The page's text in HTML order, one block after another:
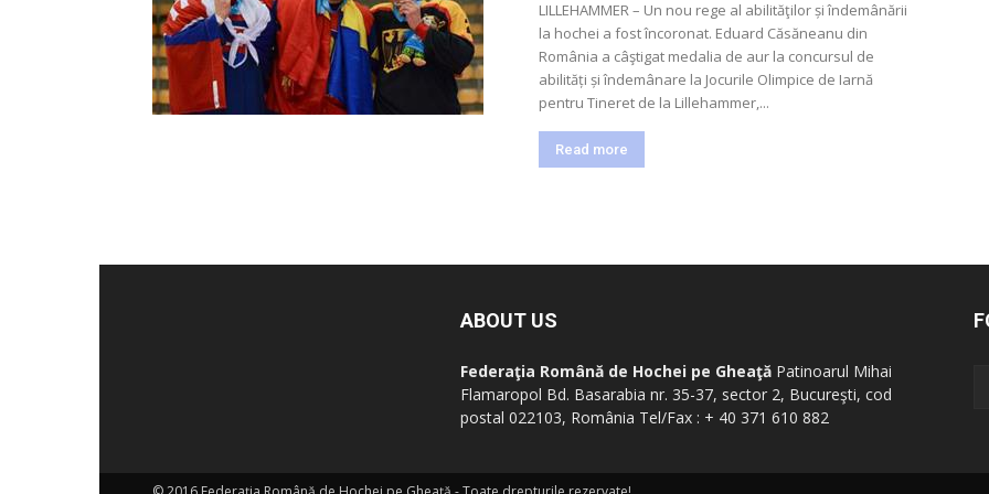
LILLEHAMMER – Un nou rege al abilităţilor și îndemânării
la hochei a fost încoronat. Eduard Căsăneanu din
România a câştigat medalia de aur la concursul de
abilități și îndemânare la Jocurile Olimpice de Iarnă
pentru Tineret de la Lillehammer,...
Read more
ABOUT US
Federaţia Română de Hochei pe Gheaţă Patinoarul Mihai
Flamaropol Bd. Basarabia nr. 35-37, sector 2, Bucureşti, cod
postal 022103, România Tel/Fax : + 40 371 610 882